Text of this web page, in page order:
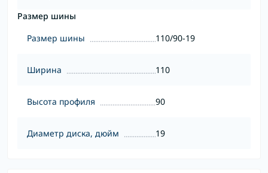
Размер шины
Размер шины
110/90-19
Ширина 110
Высота профиля 90
Диаметр диска, дюйм 19